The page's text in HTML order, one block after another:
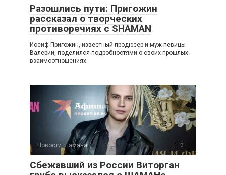
Разошлись пути: Пригожин
рассказал о творческих
противоречиях с SHAMAN
Иосиф Пригожин, известный продюсер и муж певицы
Валерии, поделился подробностями о своих прошлых
взаимоотношениях
Новости Шамана 0
Сбежавший из России Виторган